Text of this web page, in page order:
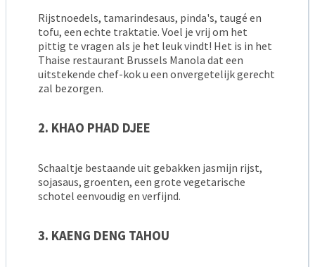
Rijstnoedels, tamarindesaus, pinda's, taugé en
tofu, een echte traktatie. Voel je vrij om het
pittig te vragen als je het leuk vindt! Het is in het
Thaise restaurant Brussels Manola dat een
uitstekende chef-kok u een onvergetelijk gerecht
zal bezorgen.
2. KHAO PHAD DJEE
Schaaltje bestaande uit gebakken jasmijn rijst,
sojasaus, groenten, een grote vegetarische
schotel eenvoudig en verfijnd.
3. KAENG DENG TAHOU